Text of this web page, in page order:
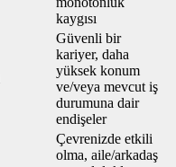
kaygısı
Güvenli bir
kariyer, daha
yüksek konum
ve/veya mevcut iş
durumuna dair
endişeler
Çevrenizde etkili
olma, aile/arkadaş